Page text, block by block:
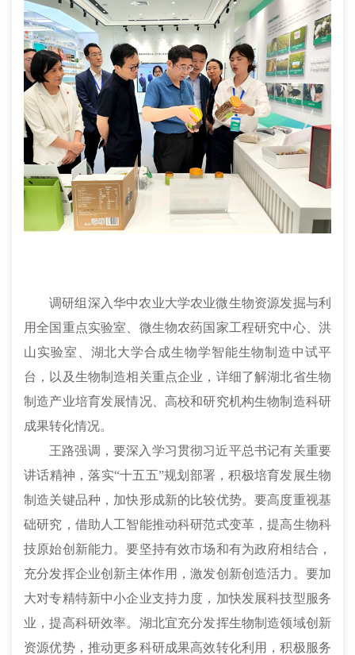
调研组深入华中农业大学农业微生物资源发掘与利
用全国重点实验室、微生物农药国家工程研究中心、洪
山实验室、湖北大学合成生物学智能生物制造中试平
台，以及生物制造相关重点企业，详细了解湖北省生物
制造产业培育发展情况、高校和研究机构生物制造科研
成果转化情况。
王路强调，要深入学习贯彻习近平总书记有关重要
讲话精神，落实“十五五”规划部署，积极培育发展生物
制造关键品种，加快形成新的比较优势。要高度重视基
础研究，借助人工智能推动科研范式变革，提高生物科
技原始创新能力。要坚持有效市场和有为政府相结合，
充分发挥企业创新主体作用，激发创新创造活力。要加
大对专精特新中小企业支持力度，加快发展科技型服务
业，提高科研效率。湖北宜充分发挥生物制造领域创新
资源优势，推动更多科研成果高效转化利用，积极服务